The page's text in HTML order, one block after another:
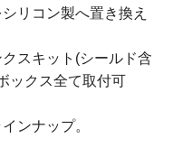
リコン製へ置き換え
スキット(シールド含
ックス全て取付可
ンナップ。